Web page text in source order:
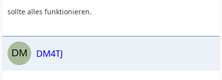
sollte alles funktionieren.
DM4TJ